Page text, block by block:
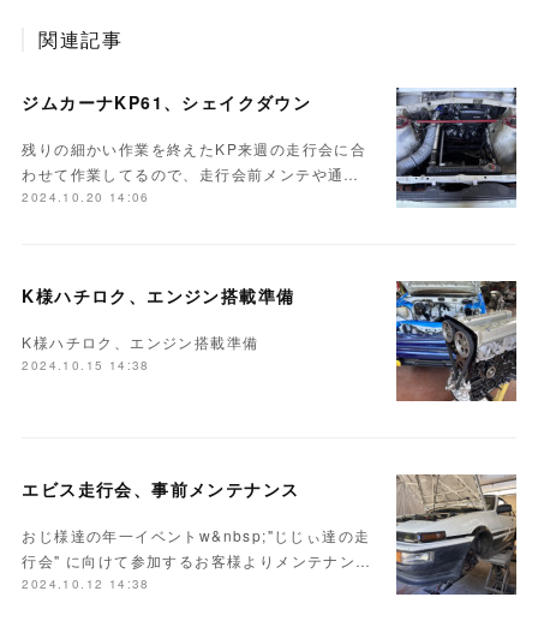
関連記事
ジムカーナKP61、シェイクダウン
残りの細かい作業を終えたKP来週の走行会に合
わせて作業してるので、走行会前メンテや通…
2024.10.20 14:06
K様ハチロク、エンジン搭載準備
K様ハチロク、エンジン搭載準備
2024.10.15 14:38
エビス走行会、事前メンテナンス
おじ様達の年一イベントw&nbsp;"じじぃ達の走
行会" に向けて参加するお客様よりメンテナン…
2024.10.12 14:38